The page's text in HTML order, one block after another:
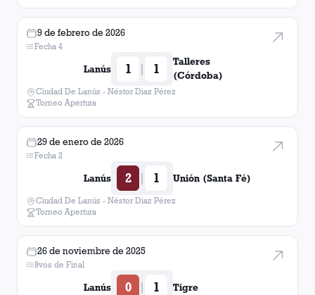
9 de febrero de 2026
Fecha 4
Lanús 1 | 1
Talleres
(Córdoba)
Ciudad De Lanús - Néstor Diaz Pérez
Torneo Apertura
29 de enero de 2026
Fecha 2
Lanús 2 | 1 Unión (Santa Fé)
Ciudad De Lanús - Néstor Diaz Pérez
Torneo Apertura
26 de noviembre de 2025
8vos de Final
Lanús 0 | 1 Tigre